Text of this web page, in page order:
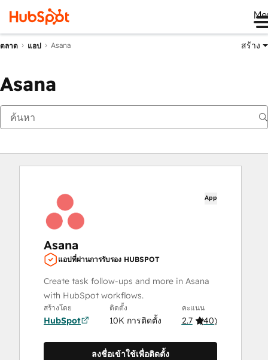
ตลาด แอป Asana สร้าง
Asana
App
Asana
แอปที่ผ่านการรับรอง HUBSPOT
Create task follow-ups and more in Asana
with HubSpot workflows.
สร้างโดย
HubSpot
ติดตั้ง
10K การติดตั้ง
คะแนน
2.7 (40)
ลงชื่อเข้าใช้เพื่อติดตั้ง